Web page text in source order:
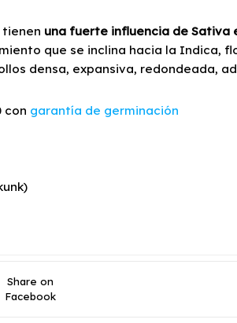
una fuerte influencia de Sativa
que se inclina hacia la Indica,
densa, expansiva, redondeada,
con garantía de germinación
Share on
Facebook